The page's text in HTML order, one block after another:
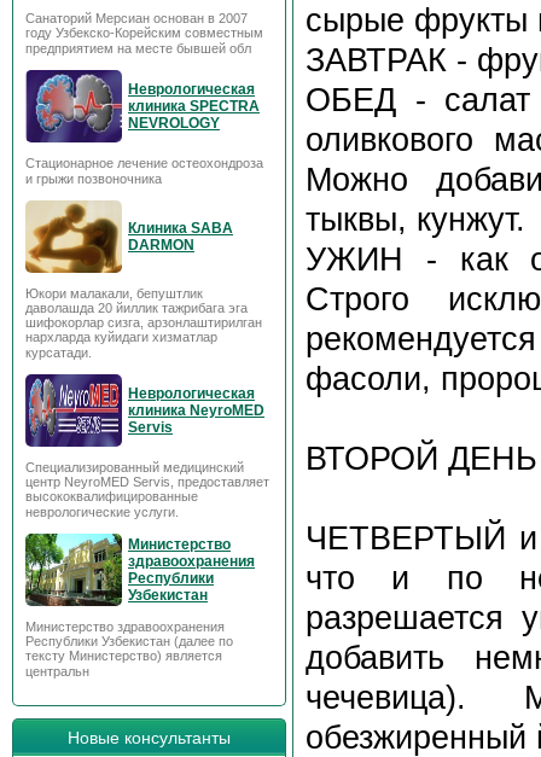
Санаторий Мерсиан основан в 2007
году Узбекско-Корейским совместным
предприятием на месте бывшей обл
Неврологическая
клиника SPECTRA
NEVROLOGY
Стационарное лечение остеохондроза
и грыжи позвоночника
Клиника SABA
DARMON
Юкори малакали, бепуштлик
даволашда 20 йиллик тажрибага эга
шифокорлар сизга, арзонлаштирилган
нархларда куйидаги хизматлар
курсатади.
Неврологическая
клиника NeyroMED
Servis
Специализированный медицинский
центр NeyroMED Servis, предоставляет
высококвалифицированные
неврологические услуги.
Министерство
здравоохранения
Республики
Узбекистан
Министерство здравоохранения
Республики Узбекистан (далее по
тексту Министерство) является
центральн
Новые консультанты
сырые фрукты
ЗАВТРАК -
ОБЕД - салат
оливкового
Можно
тыквы, кунжут.
УЖИН - как
Строго
фасоли,
ВТОРОЙ ДЕНЬ -
ЧЕТВЕРТЫЙ и
что и по
разрешается
добавить
чечевица).
обезжиренный